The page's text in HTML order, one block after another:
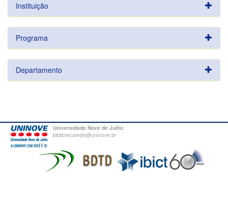
Instituição
Programa
Departamento
Universidade Nove de Julho
bibliotecatede@uninove.br